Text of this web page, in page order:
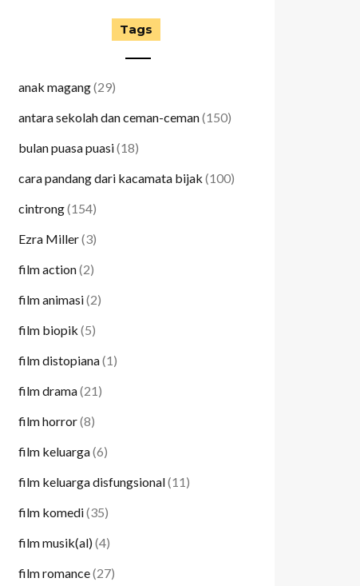
Tags
anak magang(29)
antara sekolah dan ceman-ceman(150)
bulan puasa puasi(18)
cara pandang dari kacamata bijak (100)
cintrong(154)
Ezra Miller(3)
film action(2)
film animasi(2)
film biopik (5)
film distopiana(1)
film drama(21)
film horror(8)
film keluarga(6)
film keluarga disfungsional(11)
film komedi(35)
film musik(al)(4)
film romance(27)